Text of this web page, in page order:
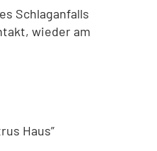
Schlaganfalls
wieder am
Haus”